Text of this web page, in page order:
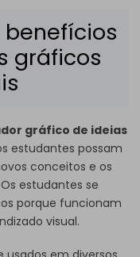
benefícios
gráficos
gráfico de ideias
estudantes possam
conceitos e os
estudantes se
porque funcionam
visual.